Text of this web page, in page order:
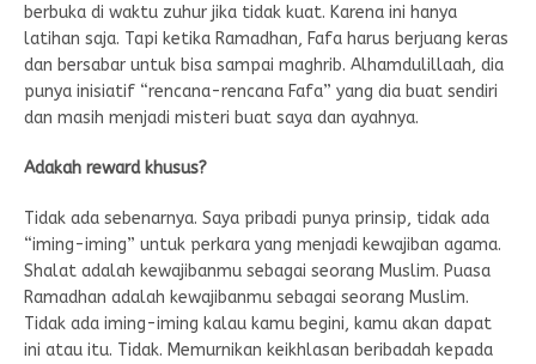
berbuka di waktu zuhur jika tidak kuat. Karena ini hanya
latihan saja. Tapi ketika Ramadhan, Fafa harus berjuang keras
dan bersabar untuk bisa sampai maghrib. Alhamdulillaah, dia
punya inisiatif “rencana-rencana Fafa” yang dia buat sendiri
dan masih menjadi misteri buat saya dan ayahnya.
Adakah reward khusus?
Tidak ada sebenarnya. Saya pribadi punya prinsip, tidak ada
“iming-iming” untuk perkara yang menjadi kewajiban agama.
Shalat adalah kewajibanmu sebagai seorang Muslim. Puasa
Ramadhan adalah kewajibanmu sebagai seorang Muslim.
Tidak ada iming-iming kalau kamu begini, kamu akan dapat
ini atau itu. Tidak. Memurnikan keikhlasan beribadah kepada